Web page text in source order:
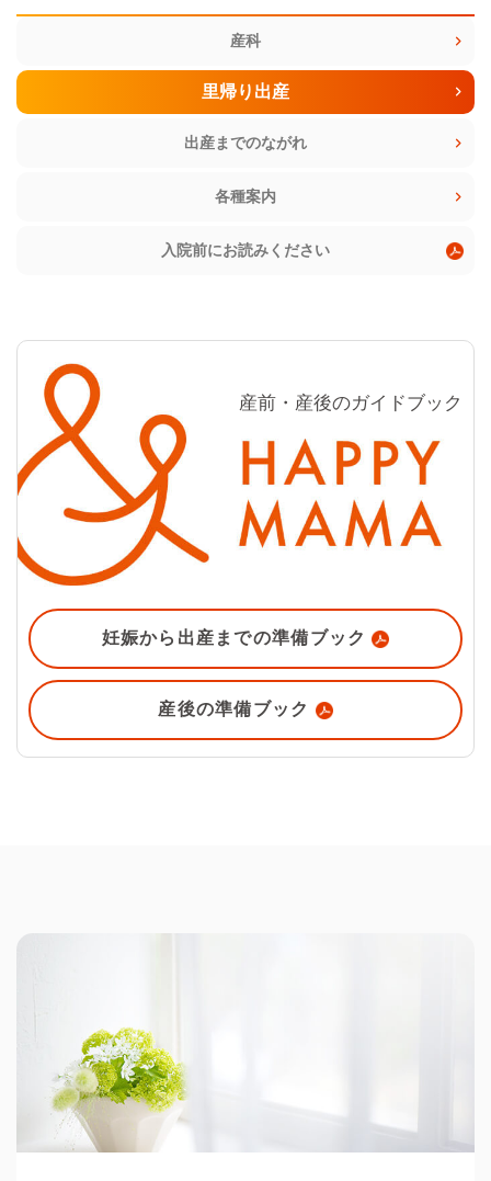
産科
里帰り出産
出産までのながれ
各種案内
入院前にお読みください
産前・産後のガイドブック
妊娠から出産までの準備ブック
産後の準備ブック